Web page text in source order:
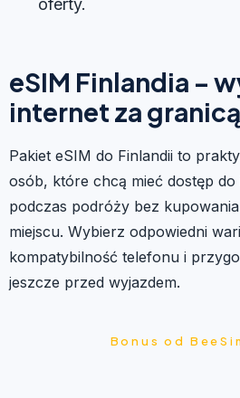
oferty.
eSIM Finlandia –
internet za granicą
Pakiet eSIM do Finlandii to
osób, które chcą mieć dostęp
podczas podróży bez
miejscu. Wybierz odpowiedni
kompatybilność telefonu i
jeszcze przed wyjazdem.
Bonus od